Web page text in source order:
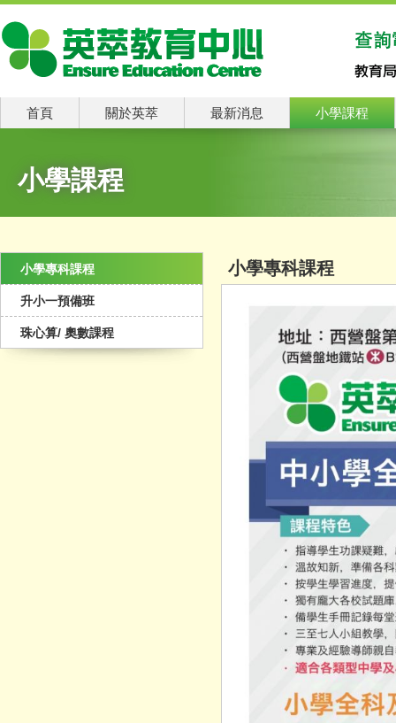
首頁 關於英萃 最新消息 小學課程
小學課程
小學專科課程
升小一預備班
珠心算/ 奧數課程
小學專科課程